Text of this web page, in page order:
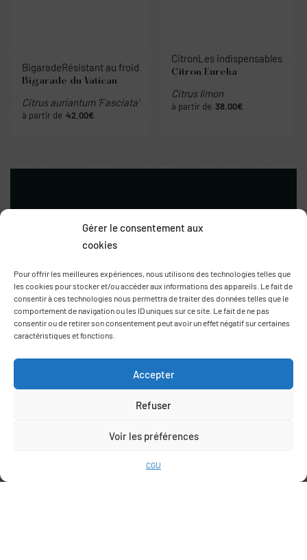
Gérer le consentement aux
cookies
Pour offrir les meilleures expériences, nous utilisons des technologies telles que
les cookies pour stocker et/ou accéder aux informations des appareils. Le fait de
consentir à ces technologies nous permettra de traiter des données telles que le
comportement de navigation ou les ID uniques sur ce site. Le fait de ne pas
consentir ou de retirer son consentement peut avoir un effet négatif sur certaines
caractéristiques et fonctions.
Accepter
Refuser
Voir les préférences
CGU
BigaradeRésistant au froid
Bigarade du Vatican
Citrus auriantum 'Fasciata'
42.00€
CitronLes indispensables
Citrus limon
Route de Thuir
66170 Saint Feliu d’Avall
+33 (0)6 78 69 06 03